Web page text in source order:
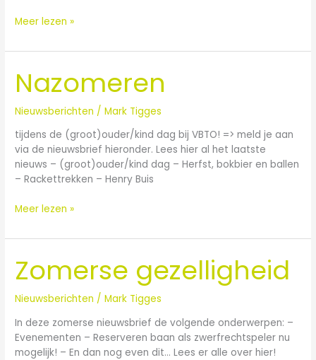
Meer lezen »
Nazomeren
Nieuwsberichten /Mark Tigges
tijdens de (groot)ouder/kind dag bij VBTO! => meld je aan
via de nieuwsbrief hieronder. Lees hier al het laatste
nieuws – (groot)ouder/kind dag – Herfst, bokbier en ballen
– Rackettrekken – Henry Buis
Nazomeren
Meer lezen »
Zomerse gezelligheid
Nieuwsberichten /Mark Tigges
In deze zomerse nieuwsbrief de volgende onderwerpen: –
Evenementen – Reserveren baan als zwerfrechtspeler nu
mogelijk! – En dan nog even dit… Lees er alle over hier!
Zomerse
gezelligheid